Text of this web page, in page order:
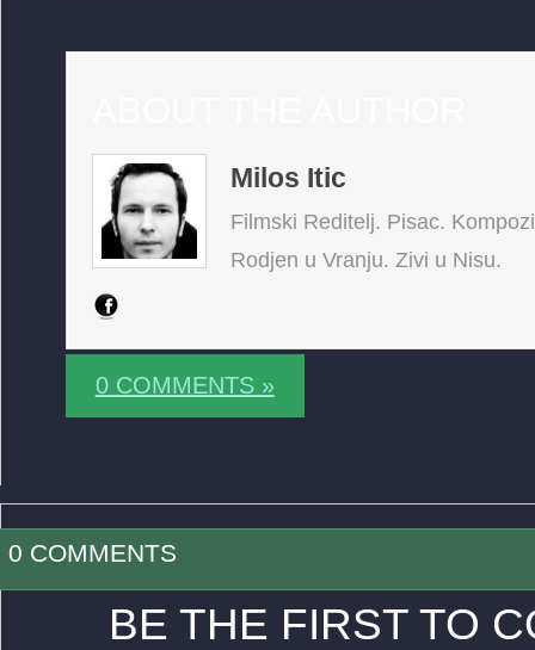
Milos Itic
Filmski Reditelj. Pisac.
Rodjen u Vranju. Zivi u Nisu.
0 COMMENTS »
0 COMMENTS
BE THE FIRST TO